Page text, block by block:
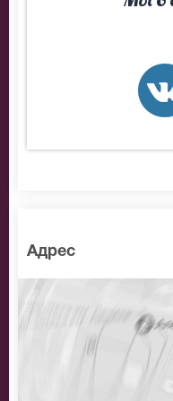
На нашем сайте
разные категории
Если не удалось
Энергичные люди,
обязательно
Адрес